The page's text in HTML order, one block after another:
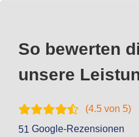
So bewerten
unsere
(4.5 von 5)
51 Google-Rezensionen